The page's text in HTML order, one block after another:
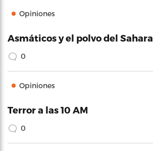
Opiniones
Asmáticos y el polvo del Sahara
0
Opiniones
Terror a las 10 AM
0